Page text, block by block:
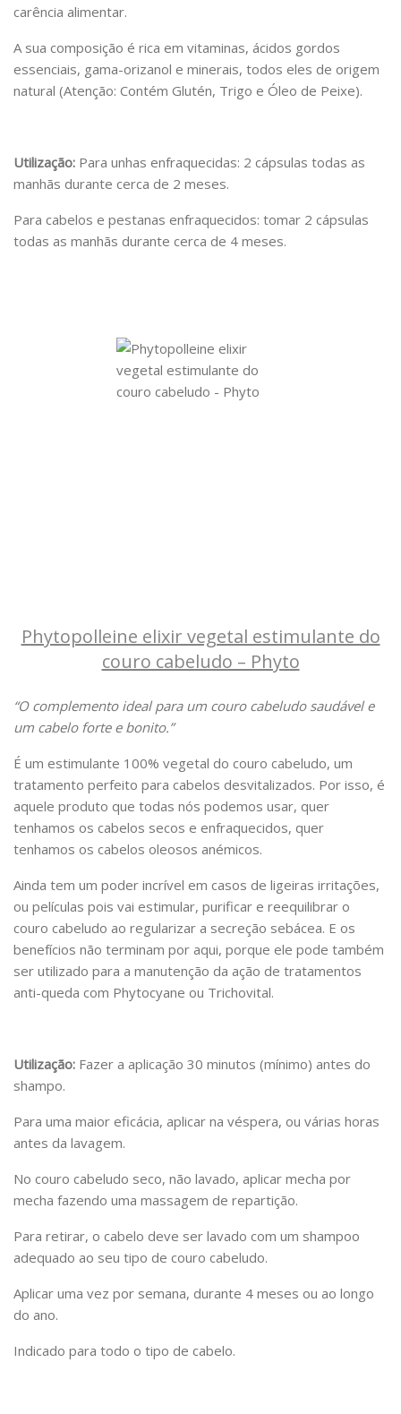
carência alimentar.
A sua composição é rica em vitaminas, ácidos gordos
essenciais, gama-orizanol e minerais, todos eles de origem
natural (Atenção: Contém Glutén, Trigo e Óleo de Peixe).
Utilização: Para unhas enfraquecidas: 2 cápsulas todas as
manhãs durante cerca de 2 meses.
Para cabelos e pestanas enfraquecidos: tomar 2 cápsulas
todas as manhãs durante cerca de 4 meses.
Phytopolleine elixir vegetal estimulante do
couro cabeludo – Phyto
“O complemento ideal para um couro cabeludo saudável e
um cabelo forte e bonito.”
É um estimulante 100% vegetal do couro cabeludo, um
tratamento perfeito para cabelos desvitalizados. Por isso, é
aquele produto que todas nós podemos usar, quer
tenhamos os cabelos secos e enfraquecidos, quer
tenhamos os cabelos oleosos anémicos.
Ainda tem um poder incrível em casos de ligeiras irritações,
ou películas pois vai estimular, purificar e reequilibrar o
couro cabeludo ao regularizar a secreção sebácea. E os
benefícios não terminam por aqui, porque ele pode também
ser utilizado para a manutenção da ação de tratamentos
anti-queda com Phytocyane ou Trichovital.
Utilização: Fazer a aplicação 30 minutos (mínimo) antes do
shampo.
Para uma maior eficácia, aplicar na véspera, ou várias horas
antes da lavagem.
No couro cabeludo seco, não lavado, aplicar mecha por
mecha fazendo uma massagem de repartição.
Para retirar, o cabelo deve ser lavado com um shampoo
adequado ao seu tipo de couro cabeludo.
Aplicar uma vez por semana, durante 4 meses ou ao longo
do ano.
Indicado para todo o tipo de cabelo.